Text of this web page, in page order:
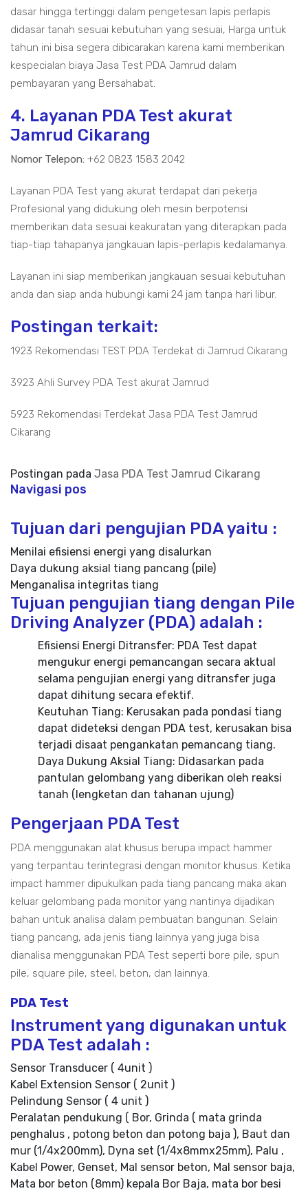
dasar hingga tertinggi dalam pengetesan lapis perlapis
didasar tanah sesuai kebutuhan yang sesuai, Harga untuk
tahun ini bisa segera dibicarakan karena kami memberikan
kespecialan biaya Jasa Test PDA Jamrud dalam
pembayaran yang Bersahabat.
4. Layanan PDA Test akurat
Jamrud Cikarang
Nomor Telepon: +62 0823 1583 2042
Layanan PDA Test yang akurat terdapat dari pekerja
Profesional yang didukung oleh mesin berpotensi
memberikan data sesuai keakuratan yang diterapkan pada
tiap-tiap tahapanya jangkauan lapis-perlapis kedalamanya.
Layanan ini siap memberikan jangkauan sesuai kebutuhan
anda dan siap anda hubungi kami 24 jam tanpa hari libur.
Postingan terkait:
1923 Rekomendasi TEST PDA Terdekat di Jamrud Cikarang
3923 Ahli Survey PDA Test akurat Jamrud
5923 Rekomendasi Terdekat Jasa PDA Test Jamrud
Cikarang
Postingan pada Jasa PDA Test Jamrud Cikarang
Navigasi pos
Tujuan dari pengujian PDA yaitu :
Menilai efisiensi energi yang disalurkan
Daya dukung aksial tiang pancang (pile)
Menganalisa integritas tiang
Tujuan pengujian tiang dengan Pile
Driving Analyzer (PDA) adalah :
Efisiensi Energi Ditransfer: PDA Test dapat
mengukur energi pemancangan secara aktual
selama pengujian energi yang ditransfer juga
dapat dihitung secara efektif.
Keutuhan Tiang: Kerusakan pada pondasi tiang
dapat dideteksi dengan PDA test, kerusakan bisa
terjadi disaat pengankatan pemancang tiang.
Daya Dukung Aksial Tiang: Didasarkan pada
pantulan gelombang yang diberikan oleh reaksi
tanah (lengketan dan tahanan ujung)
Pengerjaan PDA Test
PDA menggunakan alat khusus berupa impact hammer
yang terpantau terintegrasi dengan monitor khusus. Ketika
impact hammer dipukulkan pada tiang pancang maka akan
keluar gelombang pada monitor yang nantinya dijadikan
bahan untuk analisa dalam pembuatan bangunan. Selain
tiang pancang, ada jenis tiang lainnya yang juga bisa
dianalisa menggunakan PDA Test seperti bore pile, spun
pile, square pile, steel, beton, dan lainnya.
PDA Test
Instrument yang digunakan untuk
PDA Test adalah :
Sensor Transducer ( 4unit )
Kabel Extension Sensor ( 2unit )
Pelindung Sensor ( 4 unit )
Peralatan pendukung ( Bor, Grinda ( mata grinda
penghalus , potong beton dan potong baja ), Baut dan
mur (1/4x200mm), Dyna set (1/4x8mmx25mm), Palu ,
Kabel Power, Genset, Mal sensor beton, Mal sensor baja,
Mata bor beton (8mm) kepala Bor Baja, mata bor besi